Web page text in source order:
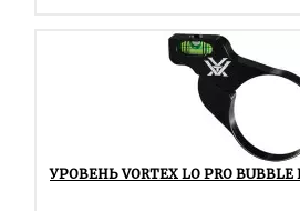
УРОВЕНЬ VORTEX LO PRO